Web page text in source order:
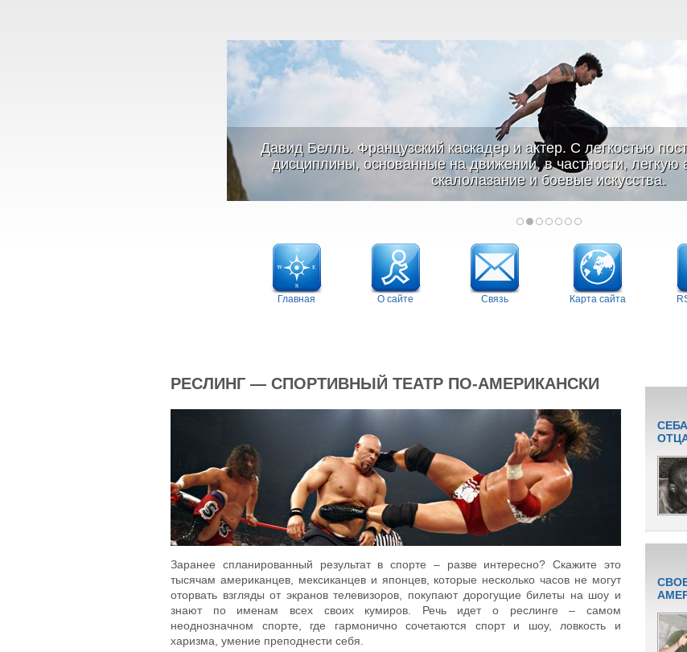
Давид Белль. Французский каскадер и актер. С легкостью
дисциплины, основанные на движении, в частности, легкую
скалолазание и боевые искусства.
Главная О сайте Связь Карта сайта
РЕСЛИНГ — СПОРТИВНЫЙ ТЕАТР ПО-АМЕРИКАНСКИ
Заранее спланированный результат в спорте – разве интересно? Скажите это
тысячам американцев, мексиканцев и японцев, которые несколько часов не могут
оторвать взгляды от экранов телевизоров, покупают дорогущие билеты на шоу и
знают по именам всех своих кумиров. Речь идет о реслинге – самом
неоднозначном спорте, где гармонично сочетаются спорт и шоу, ловкость и
харизма, умение преподнести себя.